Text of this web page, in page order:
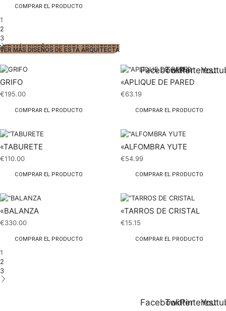
COMPRAR EL PRODUCTO
1
2
3
FacebookTwitterPinterest
VER MÁS DISEÑOS DE ESTA ARQUITECTA
VER MÁS DISEÑOS DE ESTA ARQUITECTA
GRIFO
€195.00
COMPRAR EL PRODUCTO
«APLIQUE DE PARED
€63.19
COMPRAR EL PRODUCTO
«TABURETE
€110.00
COMPRAR EL PRODUCTO
«ALFOMBRA YUTE
€54.99
COMPRAR EL PRODUCTO
«BALANZA
€330.00
COMPRAR EL PRODUCTO
«TARROS DE CRISTAL
€15.15
COMPRAR EL PRODUCTO
1
2
3
FacebookTwitterPinterest